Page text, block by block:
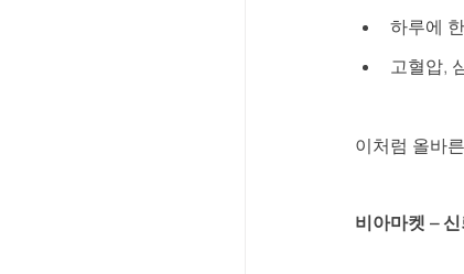
하루에
고혈압,
이처럼 올바
비아마켓 –